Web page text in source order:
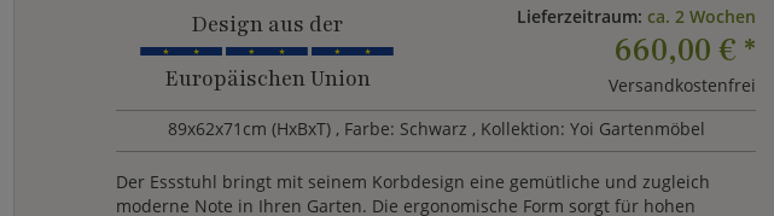
Design aus der
Europäischen Union
Lieferzeitraum: ca. 2 Wochen
660,00 € *
Versandkostenfrei
89x62x71cm (HxBxT) , Farbe: Schwarz , Kollektion: Yoi Gartenmöbel
Der Essstuhl bringt mit seinem Korbdesign eine gemütliche und zugleich
moderne Note in Ihren Garten. Die ergonomische Form sorgt für hohen